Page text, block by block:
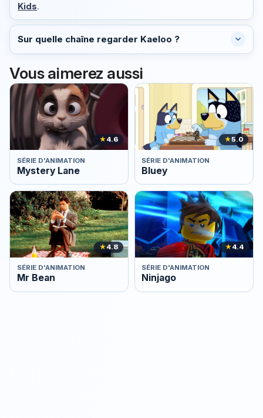
Kids.
Sur quelle chaîne regarder Kaeloo ?
Vous aimerez aussi
★4.6
SÉRIE D'ANIMATION
Mystery Lane
★5.0
SÉRIE D'ANIMATION
Bluey
★4.8
SÉRIE D'ANIMATION
Mr Bean
★4.4
SÉRIE D'ANIMATION
Ninjago